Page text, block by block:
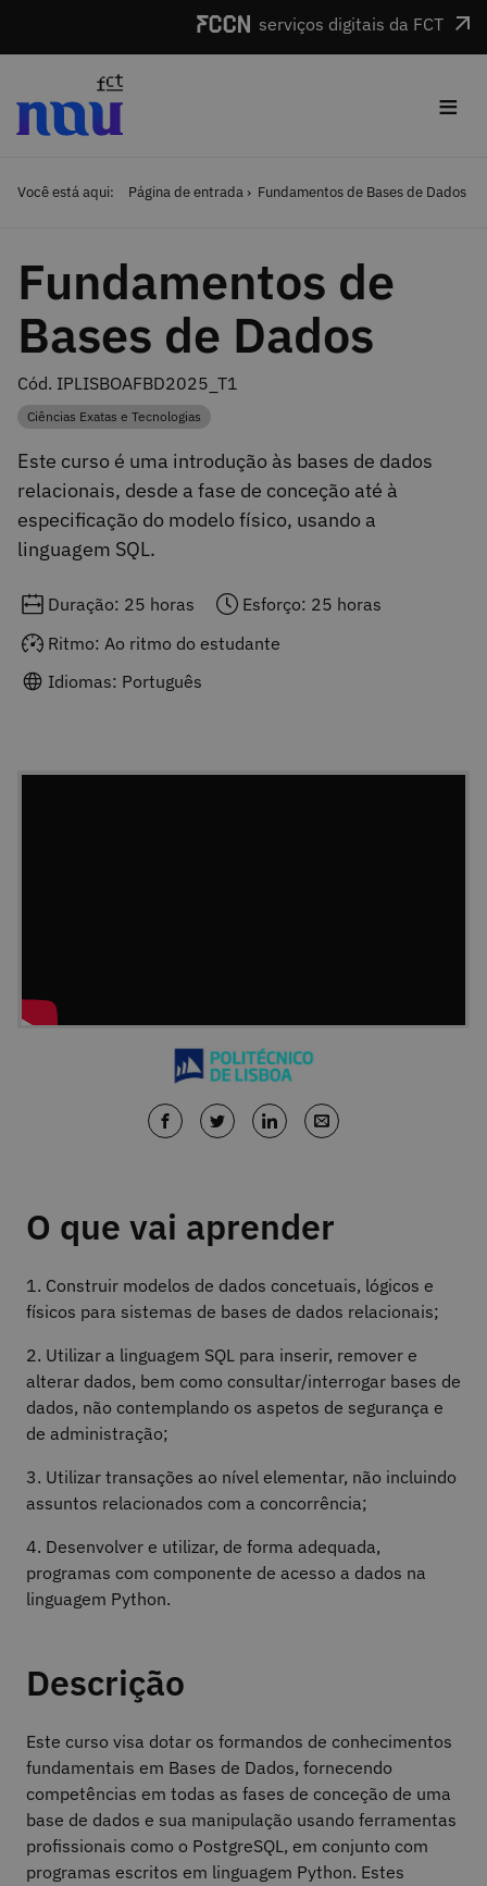
serviços digitais da FCT
≡
Você está aqui: Página de entrada Fundamentos de Bases de Dados
Fundamentos de
Bases de Dados
Cód. IPLISBOAFBD2025_T1
Categoria
Ciências Exatas e Tecnologias
Este curso é uma introdução às bases de dados
relacionais, desde a fase de conceção até à
especificação do modelo físico, usando a
linguagem SQL.
Duração: 25 horas
Esforço: 25 horas
Ritmo: Ao ritmo do estudante
Idiomas: Português
O que vai aprender
1. Construir modelos de dados concetuais, lógicos e
físicos para sistemas de bases de dados relacionais;
2. Utilizar a linguagem SQL para inserir, remover e
alterar dados, bem como consultar/interrogar bases de
dados, não contemplando os aspetos de segurança e
de administração;
3. Utilizar transações ao nível elementar, não incluindo
assuntos relacionados com a concorrência;
4. Desenvolver e utilizar, de forma adequada,
programas com componente de acesso a dados na
linguagem Python.
Descrição
Este curso visa dotar os formandos de conhecimentos
fundamentais em Bases de Dados, fornecendo
competências em todas as fases de conceção de uma
base de dados e sua manipulação usando ferramentas
profissionais como o PostgreSQL, em conjunto com
programas escritos em linguagem Python. Estes